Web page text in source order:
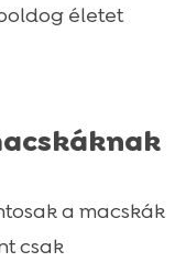
életet
a macskák
csak